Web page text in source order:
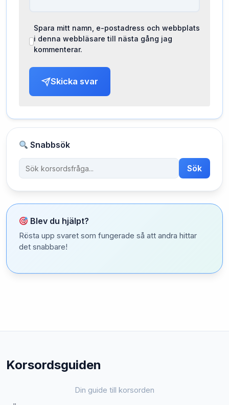
Spara mitt namn, e-postadress och webbplats
i denna webbläsare till nästa gång jag
kommenterar.
Skicka svar
Snabbsök
Sök
Blev du hjälpt?
Rösta upp svaret som fungerade så att andra hittar
det snabbare!
Korsordsguiden
Din guide till korsorden